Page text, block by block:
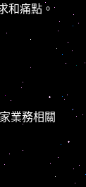
和痛點。
業務相關